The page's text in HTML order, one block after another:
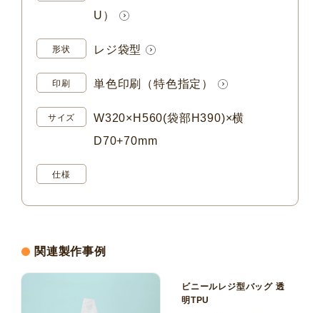
U）
形状 レジ袋型
印刷 単色印刷（特色指定）
サイズ
W320×H560(袋部H390)×横
D70+70mm
仕様
関連製作事例
ビニールレジ型バッグ 透
明TPU